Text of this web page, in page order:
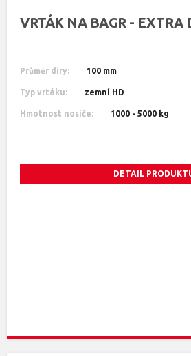
VRTÁK NA BAGR - EXTRA
Průměr díry: 100 mm
Typ vrtáku: zemní HD
Hmotnost nosiče: 1000 - 5000 kg
DETAIL